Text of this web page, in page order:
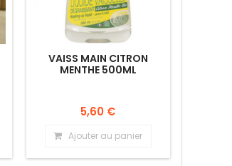
VAISS MAIN CITRON
MENTHE 500ML
5,60 €
Ajouter au panier